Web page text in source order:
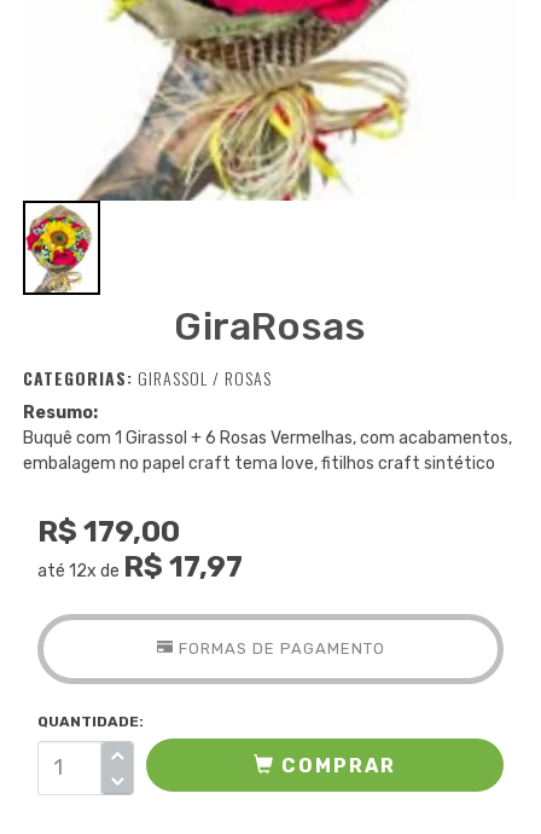
GiraRosas
CATEGORIAS: GIRASSOL / ROSAS
Resumo:
Buquê com 1 Girassol + 6 Rosas Vermelhas, com acabamentos,
embalagem no papel craft tema love, fitilhos craft sintético
R$ 179,00
até 12x de R$ 17,97
FORMAS DE PAGAMENTO
QUANTIDADE:
COMPRAR